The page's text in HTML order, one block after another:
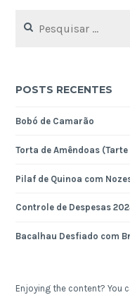
por:
POSTS RECENTES
Bobó de Camarão
Torta de Amêndoas
Pilaf de Quinoa com
Controle de Despesas
Bacalhau Desfiado com
Enjoying the content? You